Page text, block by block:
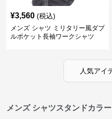
¥3,560 (税込)
メンズ シャツ ミリタリー風ダブ
ルポケット長袖ワークシャツ
人気アイ
メンズ シャツスタンドカラ